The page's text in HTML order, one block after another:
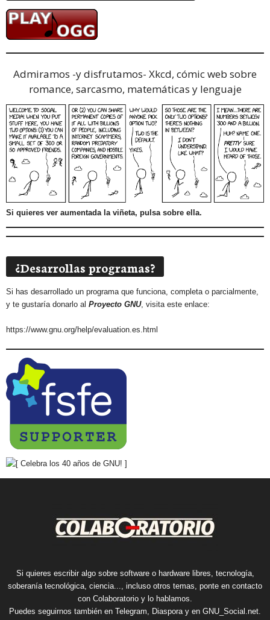
Admiramos -y disfrutamos- Xkcd, cómic web sobre
romance, sarcasmo, matemáticas y lenguaje
Si quieres ver aumentada la viñeta, pulsa sobre ella.
¿Desarrollas programas?
Si has desarrollado un programa que funciona, completa o parcialmente,
y te gustaría donarlo al Proyecto GNU, visita este enlace:
https://www.gnu.org/help/evaluation.es.html
Si quieres escribir algo sobre software o hardware libres, tecnología,
soberanía tecnológica, ciencia..., incluso otros temas, ponte en contacto
con Colaboratorio y lo hablamos.
Puedes seguirnos también en Telegram, Diasporay en GNU_Social.net.